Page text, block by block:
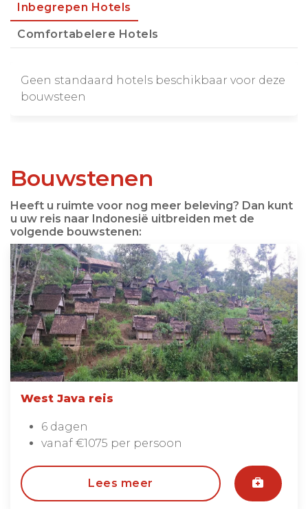
Inbegrepen Hotels
Comfortabelere Hotels
Geen standaard hotels beschikbaar voor deze
bouwsteen
Bouwstenen
Heeft u ruimte voor nog meer beleving? Dan kunt
u uw reis naar Indonesië uitbreiden met de
volgende bouwstenen:
West Java reis
6 dagen
vanaf €1075 per persoon
Lees meer